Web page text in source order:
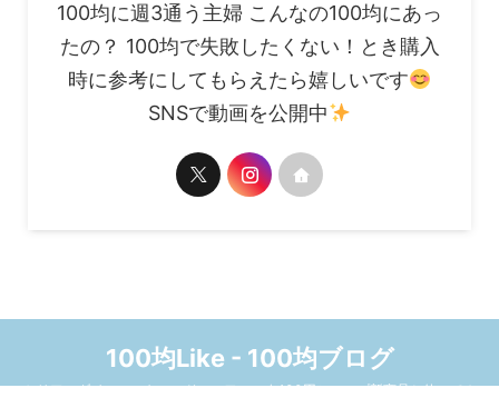
100均に週3通う主婦 こんなの100均にあっ
たの？ 100均で失敗したくない！とき購入
時に参考にしてもらえたら嬉しいです
SNSで動画を公開中
100均Like - 100均ブログ
セリア、ダイソー、キャンドゥ、ワッツ☆100円ショップ新商品と使ってみ